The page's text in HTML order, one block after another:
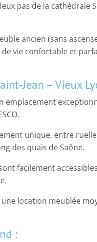
pas de la cathédrale
ancien (sans
vie confortable et
Jean – Vieux
emplacement
unique, entre
des quais de Saône.
facilement
location meublée
: